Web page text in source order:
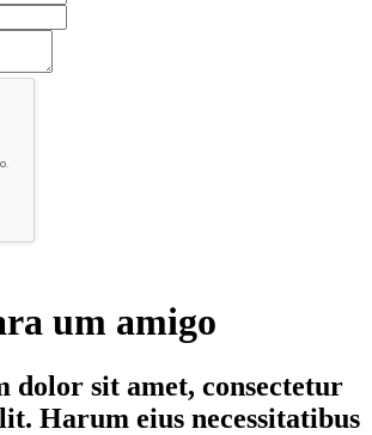
um amigo
dolor sit amet, consectetur
Harum eius necessitatibus